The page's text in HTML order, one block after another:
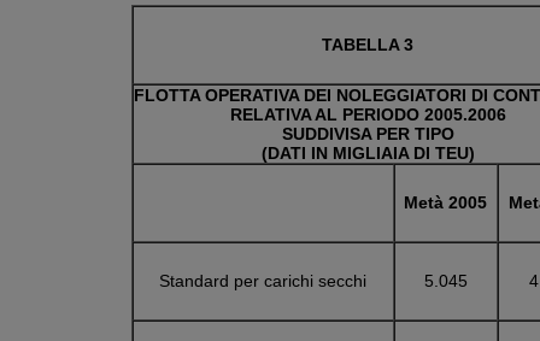
TABELLA 3
FLOTTA OPERATIVA DEI NOLEGGIATORI DI
RELATIVA AL PERIODO 2005.2006
SUDDIVISA PER TIPO
(DATI IN MIGLIAIA DI TEU)
Metà 2005
Standard per carichi secchi 5.045